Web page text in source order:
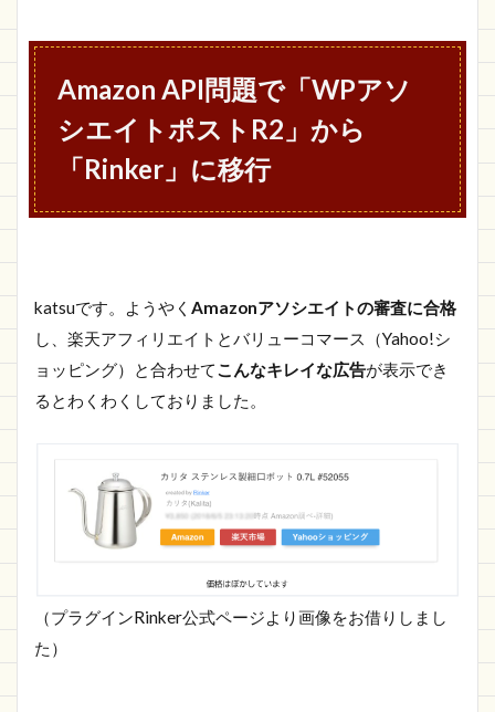
Amazon API問題で「WPアソ
シエイトポストR2」から
「Rinker」に移行
katsuです。ようやく Amazonアソシエイトの審査に合格
し、楽天アフィリエイトとバリューコマース（Yahoo!シ
ョッピング）と合わせてこんなキレイな広告が表示でき
るとわくわくしておりました。
（プラグインRinker公式ページより画像をお借りしまし
た）